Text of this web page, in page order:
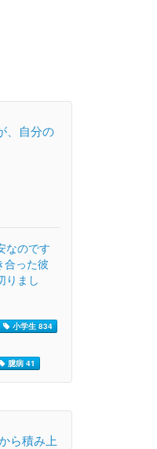
、自分の
なのです
合った彼
りまし
小学生 834
臆病 41
ら積み上